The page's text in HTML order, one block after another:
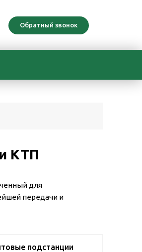
КТП
для
передачи и
подстанции